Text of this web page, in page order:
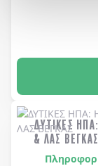
ΔΥΤΙΚΕΣ
& ΛΑΣ ΒΕΓΚΑΣ